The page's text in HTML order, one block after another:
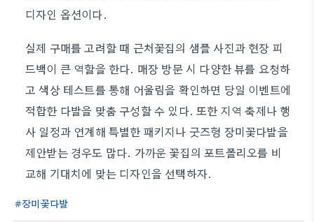
디자인 옵션이다.
실제 구매를 고려할 때 근처꽃집의 샘플 사진과 현장 피
드백이 큰 역할을 한다. 매장 방문 시 다양한 뷰를 요청하
고 색상 테스트를 통해 어울림을 확인하면 당일 이벤트에
적합한 다발을 맞춤 구성할 수 있다. 또한 지역 축제나 행
사 일정과 연계해 특별한 패키지나 굿즈형 장미꽃다발을
제안받는 경우도 많다. 가까운 꽃집의 포트폴리오를 비
교해 기대치에 맞는 디자인을 선택하자.
장미꽃다발